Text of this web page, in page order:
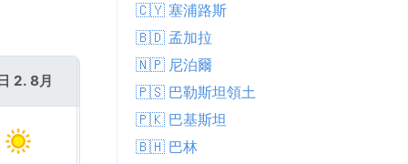
2. 8月
🇨🇾 塞浦路斯
🇧🇩 孟加拉
🇳🇵 尼泊爾
🇵🇸 巴勒斯坦領土
🇵🇰 巴基斯坦
🇧🇭 巴林